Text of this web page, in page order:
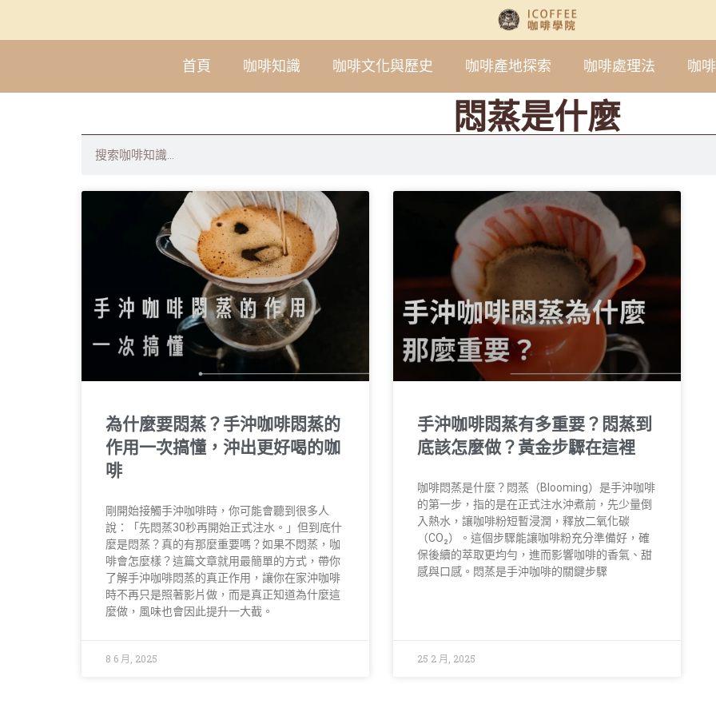
首頁 咖啡知識 咖啡文化與歷史 咖啡產地探索 咖啡處理法 咖
悶蒸是什麼
為什麼要悶蒸？手沖咖啡悶蒸的
作用一次搞懂，沖出更好喝的咖
啡
剛開始接觸手沖咖啡時，你可能會聽到很多人
說：「先悶蒸30秒再開始正式注水。」但到底什
麼是悶蒸？真的有那麼重要嗎？如果不悶蒸，咖
啡會怎麼樣？這篇文章就用最簡單的方式，帶你
了解手沖咖啡悶蒸的真正作用，讓你在家沖咖啡
時不再只是照著影片做，而是真正知道為什麼這
麼做，風味也會因此提升一大截。
8 6 月, 2025
手沖咖啡悶蒸有多重要？悶蒸到
底該怎麼做？黃金步驟在這裡
咖啡悶蒸是什麼？悶蒸（Blooming）是手沖咖啡
的第一步，指的是在正式注水沖煮前，先少量倒
入熱水，讓咖啡粉短暫浸潤，釋放二氧化碳
（CO₂）。這個步驟能讓咖啡粉充分準備好，確
保後續的萃取更均勻，進而影響咖啡的香氣、甜
感與口感。悶蒸是手沖咖啡的關鍵步驟
25 2 月, 2025